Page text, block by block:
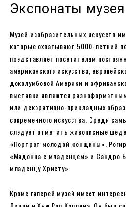
Экспонаты музея
Музей изобразительных искусств
которые охватывают 5000-летний
представляет посетителям
американского искусства,
доколумбовой Америки и
выставки являются
или декоративно-прикладных
современного искусства. Среди
следует отметить живописные
«Портрет молодой женщины»,
«Мадонна с младенцем» и Сандро
младенцу Христу».
Кроме галерей музей имеет